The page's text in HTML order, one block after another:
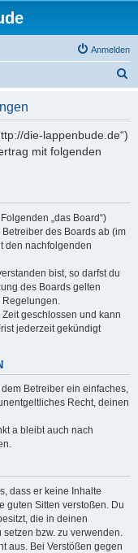
Anmelden
die-lappenbude.de“)
mit folgenden
„das Board“)
des Boards ab (im
den nachfolgenden
bist, so darfst du
des Boards gelten
Regelungen.
geschlossen und kann
jederzeit gekündigt
Betreiber ein einfaches,
Recht, deinen
a bleibt auch nach
dass er keine Inhalte
guten Sitten verstoßen. Du
die in deinen
bzw. zu verwenden.
aus. Bei Verstößen gegen